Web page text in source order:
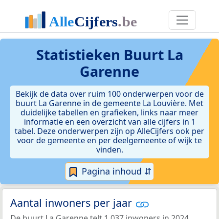
Statistieken Buurt La
Garenne
Bekijk de data over ruim 100 onderwerpen voor de
buurt La Garenne in de gemeente La Louvière. Met
duidelijke tabellen en grafieken, links naar meer
informatie en een overzicht van alle cijfers in 1
tabel. Deze onderwerpen zijn op AlleCijfers ook per
voor de gemeente en per deelgemeente of wijk te
vinden.
Pagina inhoud ⇵
Aantal inwoners per jaar